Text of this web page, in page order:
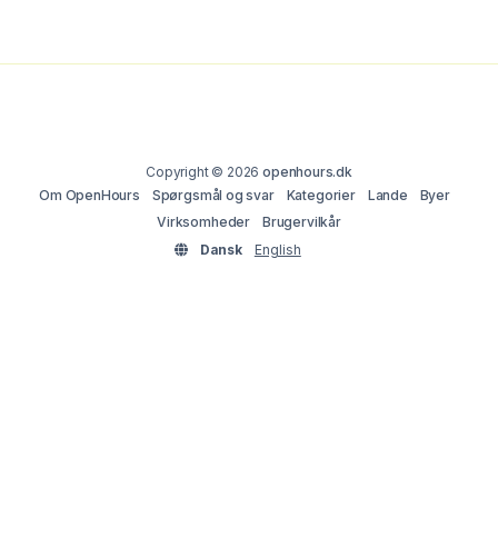
Copyright © 2026openhours.dk
Om OpenHours
Spørgsmål og svar Kategorier Lande
Byer
Virksomheder
Brugervilkår
Dansk
English